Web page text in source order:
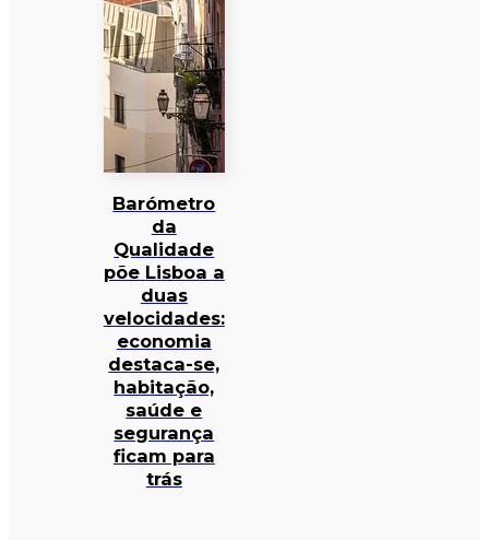
Barómetro
da
Qualidade
põe Lisboa a
duas
velocidades:
economia
destaca-se,
habitação,
saúde e
segurança
ficam para
trás